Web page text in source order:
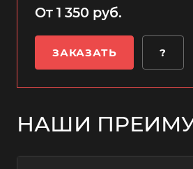
От 1 350 руб.
ЗАКАЗАТЬ ?
НАШИ